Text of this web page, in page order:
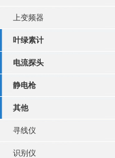
上变频器
叶绿素计
电流探头
静电枪
其他
寻线仪
识别仪